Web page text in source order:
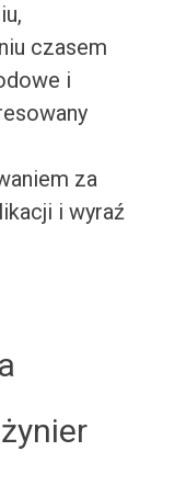
czasem
i
za
i wyraź